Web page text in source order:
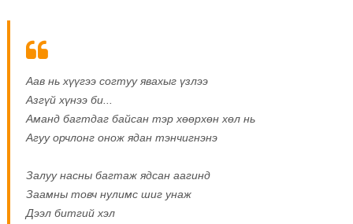
Аав нь хүүгээ согтуу явахыг үзлээ
Азгүй хүнээ би...
Аманд багтдаг байсан тэр хөөрхөн хөл нь
Агуу орчлонг онож ядан тэнчигнэнэ
Залуу насны багтаж ядсан аагинд
Заамны товч нулимс шиг унаж
Дээл битгий хэл